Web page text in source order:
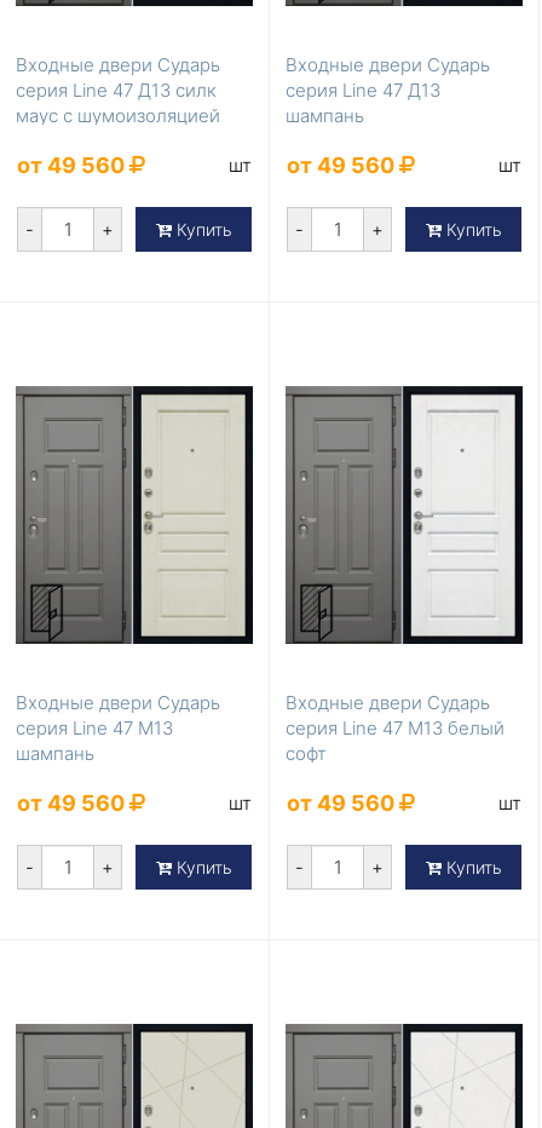
Входные двери Сударь
серия Line 47 Д13 силк
маус с шумоизоляцией
от 49 560 шт
- + Купить
Входные двери Сударь
серия Line 47 Д13
шампань
от 49 560 шт
- + Купить
Входные двери Сударь
серия Line 47 М13
шампань
от 49 560 шт
- + Купить
Входные двери Сударь
серия Line 47 М13 белый
софт
от 49 560 шт
- + Купить